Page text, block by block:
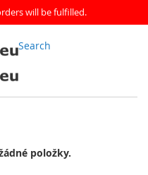
will be fulfilled.
Search
položky.